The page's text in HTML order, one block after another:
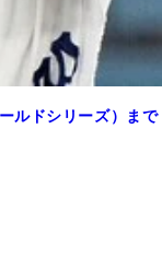
ルドシリーズ）まで